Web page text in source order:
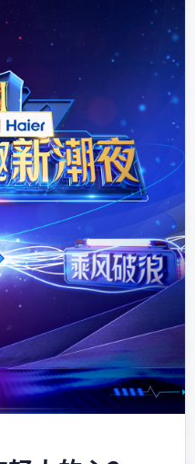
家居欣赏
装修设计
家居文化
创意家居